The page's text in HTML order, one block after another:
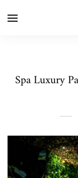
Spa Luxury